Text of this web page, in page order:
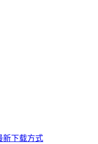
新下载方式